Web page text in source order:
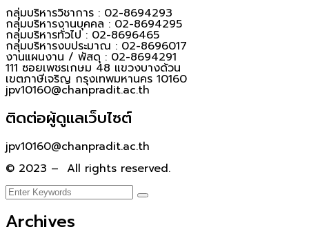
กลุ่มบริหารวิชาการ : 02-8694293
กลุ่มบริหารงานบุคคล : 02-8694295
กลุ่มบริหารทั่วไป : 02-8696465
กลุ่มบริหารงบประมาณ : 02-8696017
งานแผนงาน / พัสดุ : 02-8694291
111 ซอยเพชรเกษม 48 แขวงบางด้วน
เขตภาษีเจริญ กรุงเทพมหานคร 10160
jpv10160@chanpradit.ac.th
ติดต่อผู้ดูแลเว็บไซต์
jpv10160@chanpradit.ac.th
© 2023 – All rights reserved.
Archives